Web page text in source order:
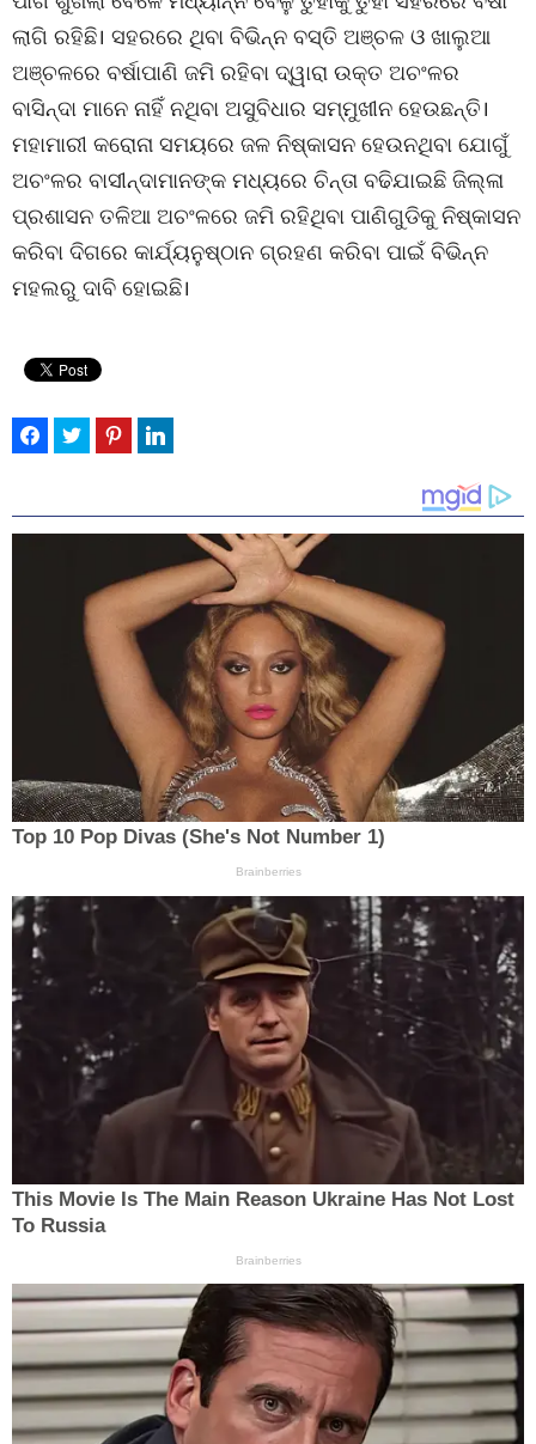
ଲାଗି ରହିଛି। ସହରରେ ଥିବା ବିଭିନ୍ନ ବସ୍ତି ଅଞ୍ଚଳ ଓ ଖାଲୁଆ
ଅଞ୍ଚଳରେ ବର୍ଷାପାଣି ଜମି ରହିବା ଦ୍ୱାରା ଉକ୍ତ ଅଚଂଳର
ବାସିନ୍ଦା ମାନେ ନାହିଁ ନଥିବା ଅସୁବିଧାର ସମ୍ମୁଖୀନ ହେଉଛନ୍ତି।
ମହାମାରୀ କରୋନା ସମୟରେ ଜଳ ନିଷ୍କାସନ ହେଉନଥିବା ଯୋଗୁଁ
ଅଚଂଳର ବାସୀନ୍ଦାମାନଙ୍କ ମଧ୍ୟରେ ଚିନ୍ତା ବଢିଯାଇଛି ଜିଲ୍ଳା
ପ୍ରଶାସନ ତଳିଆ ଅଚଂଳରେ ଜମି ରହିଥିବା ପାଣିଗୁଡିକୁ ନିଷ୍କାସନ
କରିବା ଦିଗରେ କାର୍ଯ୍ୟନୁଷ୍ଠାନ ଗ୍ରହଣ କରିବା ପାଇଁ ବିଭିନ୍ନ
ମହଲରୁ ଦାବି ହୋଇଛି।